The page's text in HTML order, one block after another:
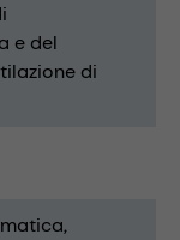
e del
di